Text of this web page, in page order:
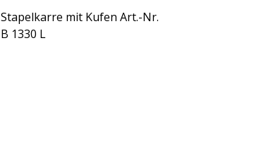
Stapelkarre mit Kufen Art.-Nr.
B 1330 L